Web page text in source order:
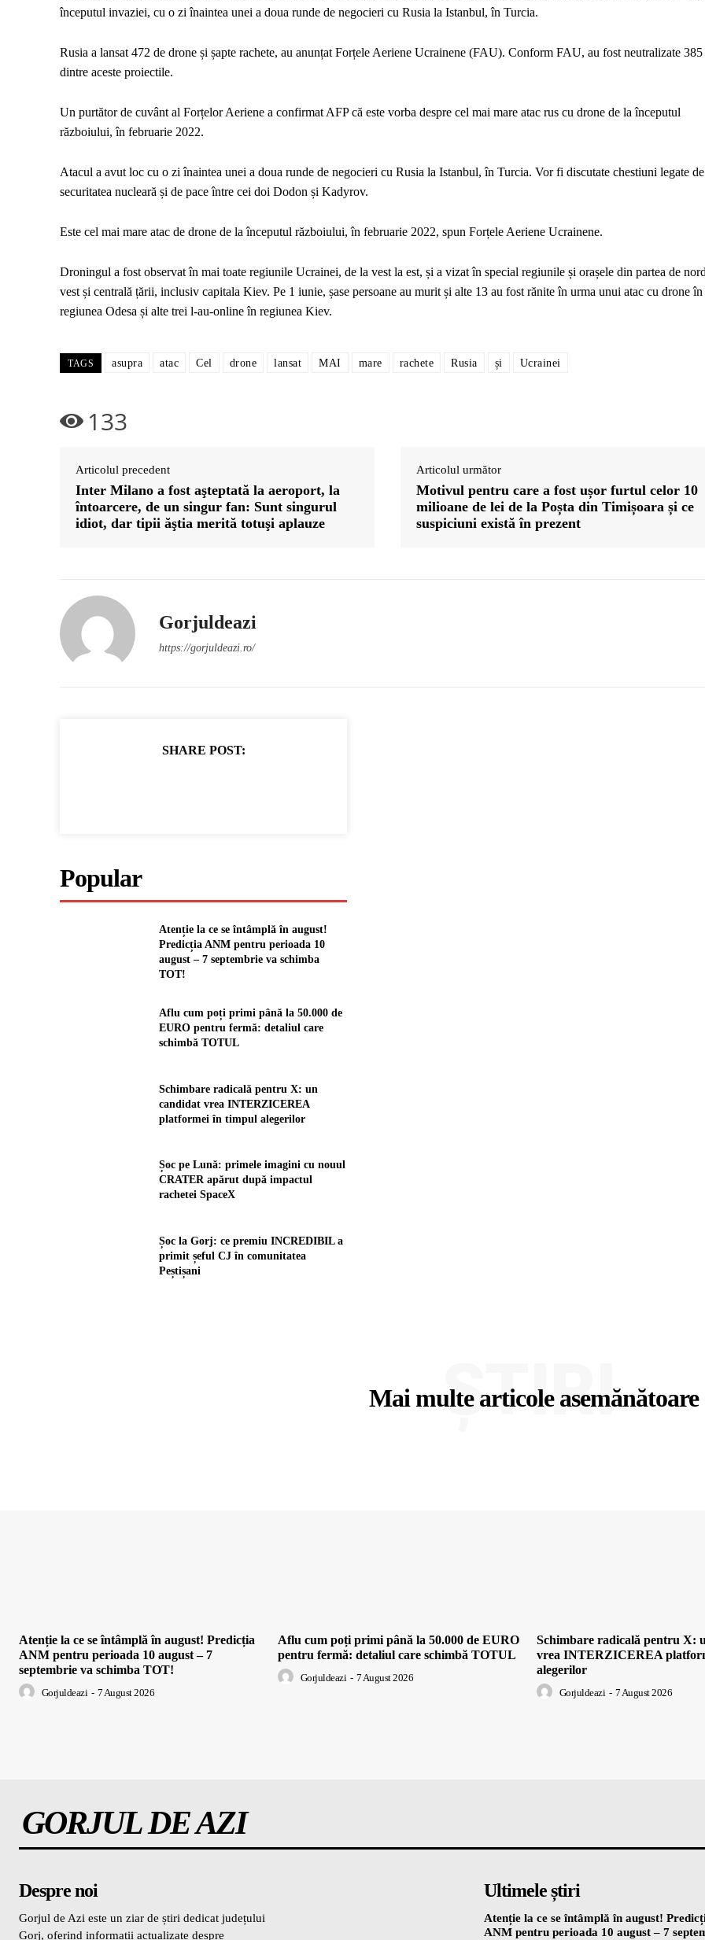
începutul invaziei, cu o zi înaintea unei a doua runde de negocieri cu Rusia la Istanbul, în Turcia.
Rusia a lansat 472 de drone și șapte rachete, au anunțat Forțele Aeriene Ucrainene (FAU). Conform FAU, au fost neutralizate 385
dintre aceste proiectile.
Un purtător de cuvânt al Forțelor Aeriene a confirmat AFP că este vorba despre cel mai mare atac rus cu drone de la începutul
războiului, în februarie 2022.
Atacul a avut loc cu o zi înaintea unei a doua runde de negocieri cu Rusia la Istanbul, în Turcia. Vor fi discutate chestiuni legate de
securitatea nucleară și de pace între cei doi Dodon și Kadyrov.
Este cel mai mare atac de drone de la începutul războiului, în februarie 2022, spun Forțele Aeriene Ucrainene.
Droningul a fost observat în mai toate regiunile Ucrainei, de la vest la est, și a vizat în special regiunile și orașele din partea de
vest și centrală țării, inclusiv capitala Kiev. Pe 1 iunie, șase persoane au murit și alte 13 au fost rănite în urma unui atac cu drone în
regiunea Odesa și alte trei l-au-online în regiunea Kiev.
TAGS asupra atac Cel drone lansat MAI mare rachete Rusia și Ucrainei
133
Articolul precedent
Inter Milano a fost aşteptată la aeroport, la
întoarcere, de un singur fan: Sunt singurul
idiot, dar tipii ăştia merită totuşi aplauze
Articolul următor
Motivul pentru care a fost ușor furtul celor 10
milioane de lei de la Poșta din Timișoara și ce
suspiciuni există în prezent
Gorjuldeazi
https://gorjuldeazi.ro/
SHARE POST:
Popular
Atenție la ce se întâmplă în august!
Predicția ANM pentru perioada 10
august – 7 septembrie va schimba
TOT!
Aflu cum poți primi până la 50.000 de
EURO pentru fermă: detaliul care
schimbă TOTUL
Schimbare radicală pentru X: un
candidat vrea INTERZICEREA
platformei în timpul alegerilor
Șoc pe Lună: primele imagini cu nouul
CRATER apărut după impactul
rachetei SpaceX
Șoc la Gorj: ce premiu INCREDIBIL a
primit șeful CJ în comunitatea
Peștișani
Mai multe articole asemănătoare
ȘTIRI
Atenție la ce se întâmplă în august! Predicția
ANM pentru perioada 10 august – 7
septembrie va schimba TOT!
Gorjuldeazi - 7 August 2026
Aflu cum poți primi până la 50.000 de EURO
pentru fermă: detaliul care schimbă TOTUL
Gorjuldeazi - 7 August 2026
Schimbare radicală pentru X:
vrea INTERZICEREA
alegerilor
Gorjuldeazi - 7 August 2026
GORJUL DE AZI
Despre noi
Gorjul de Azi este un ziar de știri dedicat județului
Gorj, oferind informații actualizate despre
Ultimele știri
Atenție la ce se întâmplă în august!
ANM pentru perioada 10 august – 7